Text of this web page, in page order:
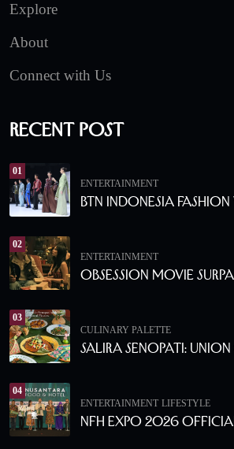
Explore
About
Connect with Us
Recent Post
01
ENTERTAINMENT
BTN Indonesia Fashion
02
ENTERTAINMENT
Obsession Movie
03
CULINARY PALETTE
Salira Senopati: Union
04
ENTERTAINMENT LIFESTYLE
NFH Expo 2026